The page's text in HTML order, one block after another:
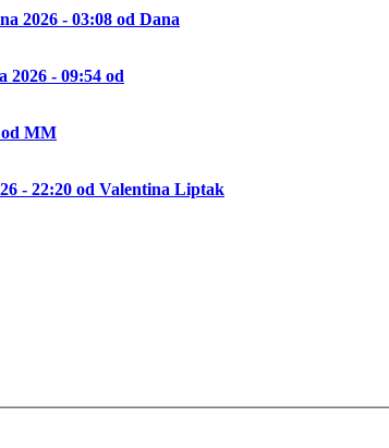
2026 - 03:08 od Dana
2026 - 09:54 od
od MM
- 22:20 od Valentina Liptak